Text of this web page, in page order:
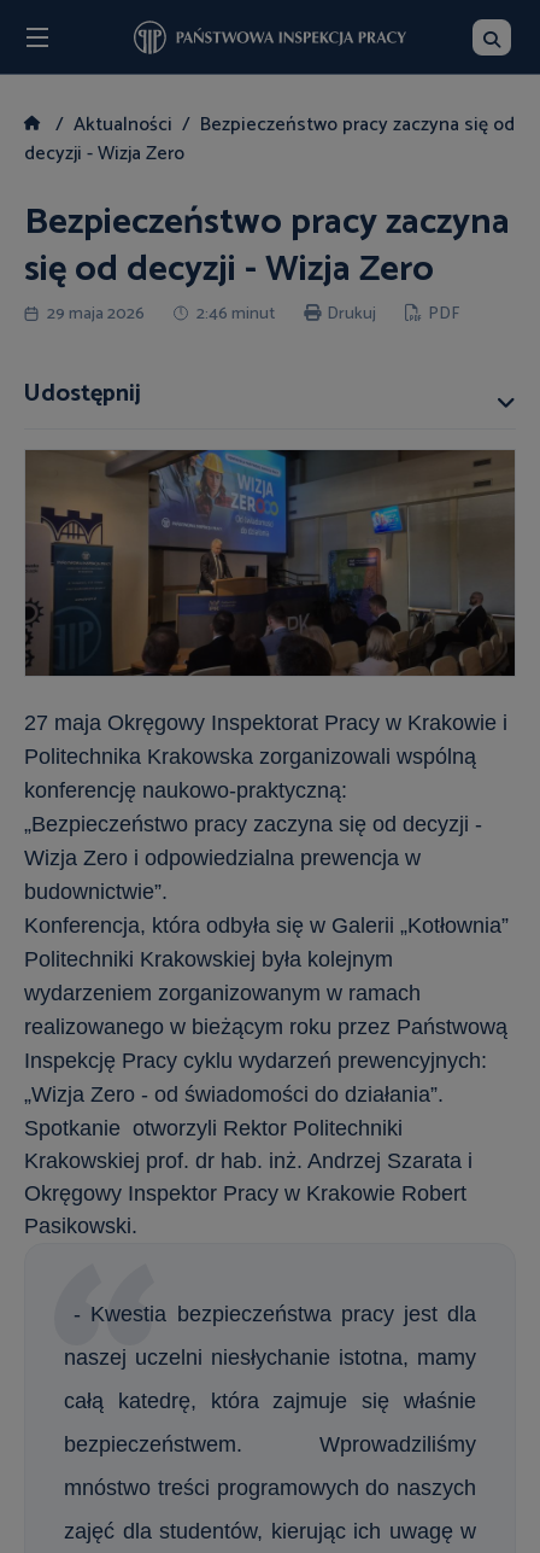
Aktualności
Bezpieczeństwo pracy zaczyna się od
decyzji - Wizja Zero
Bezpieczeństwo pracy zaczyna
się od decyzji - Wizja Zero
29 maja 2026 2:46 minut Drukuj PDF
27 maja Okręgowy Inspektorat Pracy w Krakowie i
Politechnika Krakowska zorganizowali wspólną
konferencję naukowo-praktyczną:
„Bezpieczeństwo pracy zaczyna się od decyzji -
Wizja Zero i odpowiedzialna prewencja w
budownictwie”.
Konferencja, która odbyła się w Galerii „Kotłownia”
Politechniki Krakowskiej była kolejnym
wydarzeniem zorganizowanym w ramach
realizowanego w bieżącym roku przez Państwową
Inspekcję Pracy cyklu wydarzeń prewencyjnych:
„Wizja Zero - od świadomości do działania”.
Spotkanie otworzyli Rektor Politechniki
Krakowskiej prof. dr hab. inż. Andrzej Szarata i
Okręgowy Inspektor Pracy w Krakowie Robert
Pasikowski.
- Kwestia bezpieczeństwa pracy jest dla
naszej uczelni niesłychanie istotna, mamy
całą katedrę, która zajmuje się właśnie
bezpieczeństwem. Wprowadziliśmy
mnóstwo treści programowych do naszych
zajęć dla studentów, kierując ich uwagę w
Udostępnij
Szukaj